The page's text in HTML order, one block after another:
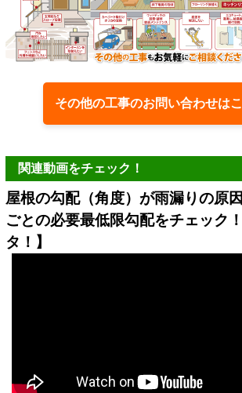
その他の工事のお問い合わせ
関連動画をチェック！
屋根の勾配（角度）が雨漏りの原
ごとの必要最低限勾配をチェック
タ！】